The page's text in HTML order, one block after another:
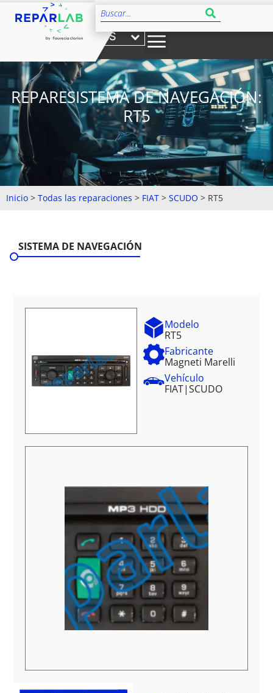
ES
REPARESISTEMA DE NAVEGACIÓN:
RT5
Inicio > Todas las reparaciones > FIAT > SCUDO > RT5
SISTEMA DE NAVEGACIÓN
Modelo
RT5
Fabricante
Magneti Marelli
Vehículo
FIAT|SCUDO